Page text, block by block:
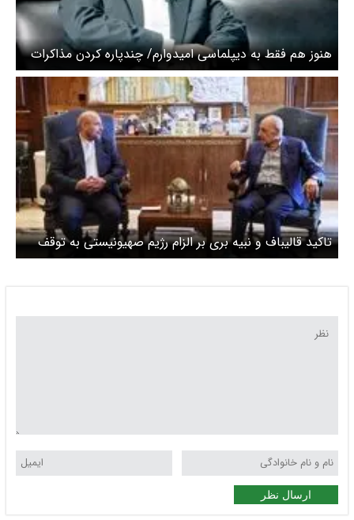
هنوز هم فقط به دیپلماسی امیدوارم/ چندپاره کردن مذاکرات
بزرگ‌ترین تهدید پیش روی دیپلماسی در ماه‌های آینده است
تاکید قالیباف و نبیه بری بر الزام رژیم صهیونیستی به توقف
حملات به لبنان
ارسال نظر